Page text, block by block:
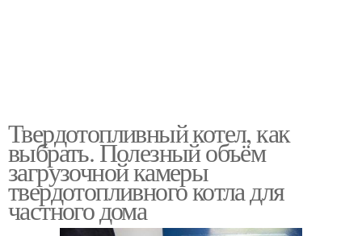
Твердотопливный котел, как
выбрать. Полезный объём
загрузочной камеры
твердотопливного котла для
частного дома